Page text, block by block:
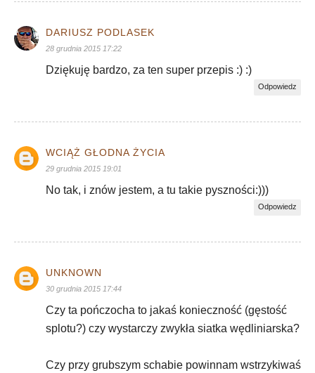
DARIUSZ PODLASEK
28 grudnia 2015 17:22
Dziękuję bardzo, za ten super przepis :) :)
Odpowiedz
WCIĄŻ GŁODNA ŻYCIA
29 grudnia 2015 19:01
No tak, i znów jestem, a tu takie pyszności:)))
Odpowiedz
UNKNOWN
30 grudnia 2015 17:44
Czy ta pończocha to jakaś konieczność (gęstość
splotu?) czy wystarczy zwykła siatka wędliniarska?
Czy przy grubszym schabie powinnam wstrzykiwaś